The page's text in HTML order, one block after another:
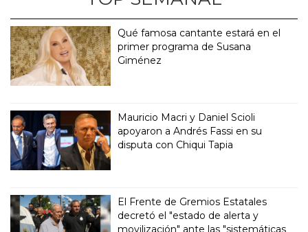
Qué famosa cantante estará en el
primer programa de Susana
Giménez
Mauricio Macri y Daniel Scioli
apoyaron a Andrés Fassi en su
disputa con Chiqui Tapia
El Frente de Gremios Estatales
decretó el "estado de alerta y
movilización" ante las "sistemáticas